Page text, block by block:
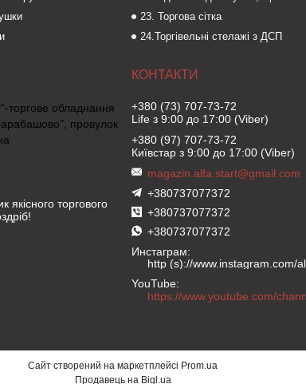
23. Торгова сітка
24.Торгівельні стелажі з ДСП
обладнання
провулок
торгового
+380 (73) 707-73-72
Life з 9:00 до 17:00 (Viber)
+380 (97) 707-73-72
Київстар з 9:00 до 17:00 (Viber)
magazin.alfa.start@gmail.com
+380737077372
+380737077372
+380737077372
Инстаграм
http (s)://www.instagram.com/
YouTube
Сайт створений на маркетплейсі Prom.ua
Продавець на Bigl.ua